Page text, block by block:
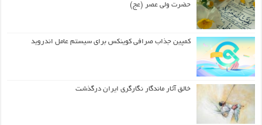
حضرت ولی عصر (عج)
کمپین جذاب صرافی کوینکس برای سیستم عامل اندروید
خالق آثار ماندگار نگارگری ایران درگذشت